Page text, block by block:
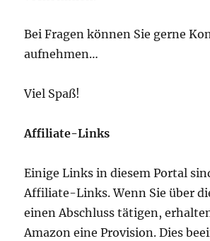
Bei Fragen können Sie gerne
aufnehmen…
Viel Spaß!
Affiliate-Links
Einige Links in diesem Portal
Affiliate-Links. Wenn Sie über
einen Abschluss tätigen,
Amazon eine Provision. Dies